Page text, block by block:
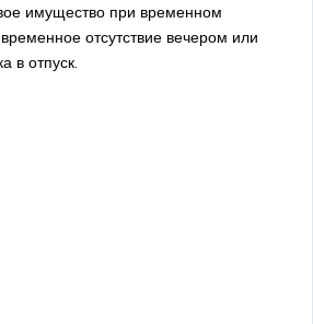
имущество при временном
отсутствие вечером или
в отпуск.